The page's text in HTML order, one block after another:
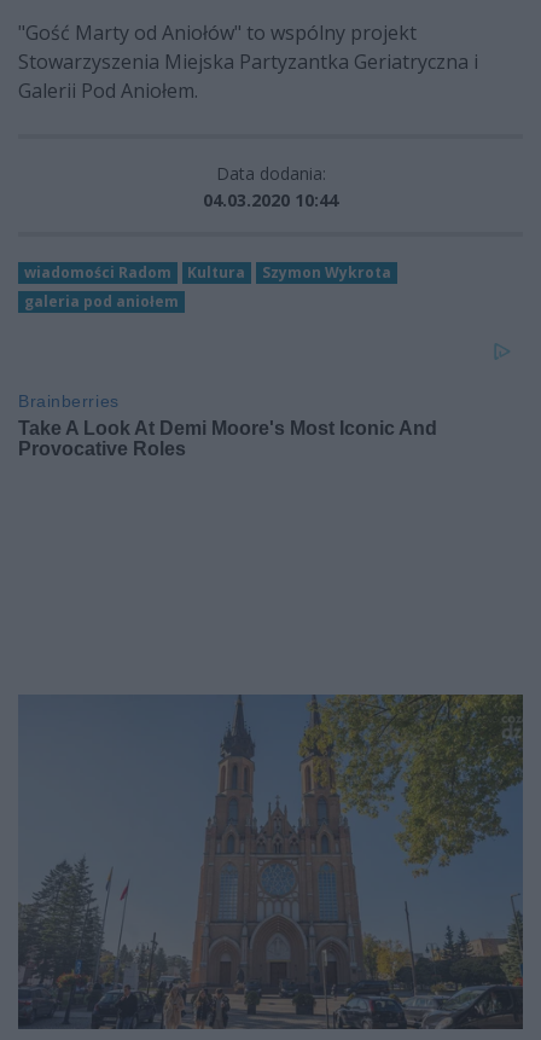
"Gość Marty od Aniołów" to wspólny projekt
Stowarzyszenia Miejska Partyzantka Geriatryczna i
Galerii Pod Aniołem.
Data dodania:
04.03.2020 10:44
wiadomości Radom Kultura
Szymon Wykrota
galeria pod aniołem